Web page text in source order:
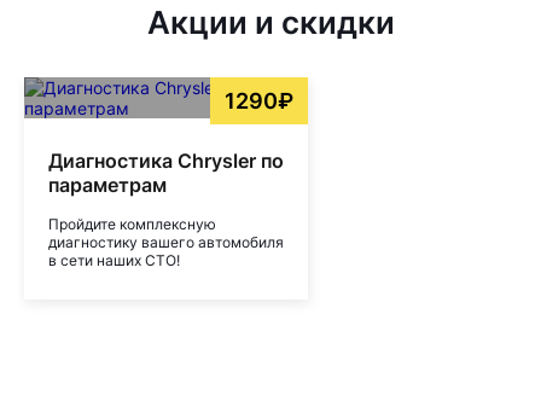
Акции и скидки
1290₽
Диагностика Chrysler по
параметрам
Пройдите комплексную
диагностику вашего автомобиля
в сети наших СТО!